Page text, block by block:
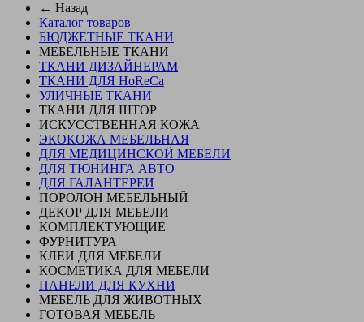
← Назад
Каталог товаров
БЮДЖЕТНЫЕ ТКАНИ
МЕБЕЛЬНЫЕ ТКАНИ
ТКАНИ ДИЗАЙНЕРАМ
ТКАНИ ДЛЯ HoReCa
УЛИЧНЫЕ ТКАНИ
ТКАНИ ДЛЯ ШТОР
ИСКУССТВЕННАЯ КОЖА
ЭКОКОЖА МЕБЕЛЬНАЯ
ДЛЯ МЕДИЦИНСКОЙ МЕБЕЛИ
ДЛЯ ТЮНИНГА АВТО
ДЛЯ ГАЛАНТЕРЕИ
ПОРОЛОН МЕБЕЛЬНЫЙ
ДЕКОР ДЛЯ МЕБЕЛИ
КОМПЛЕКТУЮЩИЕ
ФУРНИТУРА
КЛЕИ ДЛЯ МЕБЕЛИ
КОСМЕТИКА ДЛЯ МЕБЕЛИ
ПАНЕЛИ ДЛЯ КУХНИ
МЕБЕЛЬ ДЛЯ ЖИВОТНЫХ
ГОТОВАЯ МЕБЕЛЬ